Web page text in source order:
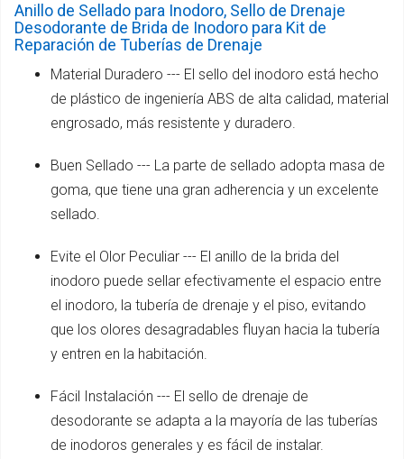
Anillo de Sellado para Inodoro, Sello de Drenaje
Desodorante de Brida de Inodoro para Kit de
Reparación de Tuberías de Drenaje
Material Duradero --- El sello del inodoro está hecho
de plástico de ingeniería ABS de alta calidad, material
engrosado, más resistente y duradero.
Buen Sellado --- La parte de sellado adopta masa de
goma, que tiene una gran adherencia y un excelente
sellado.
Evite el Olor Peculiar --- El anillo de la brida del
inodoro puede sellar efectivamente el espacio entre
el inodoro, la tubería de drenaje y el piso, evitando
que los olores desagradables fluyan hacia la tubería
y entren en la habitación.
Fácil Instalación --- El sello de drenaje de
desodorante se adapta a la mayoría de las tuberías
de inodoros generales y es fácil de instalar.